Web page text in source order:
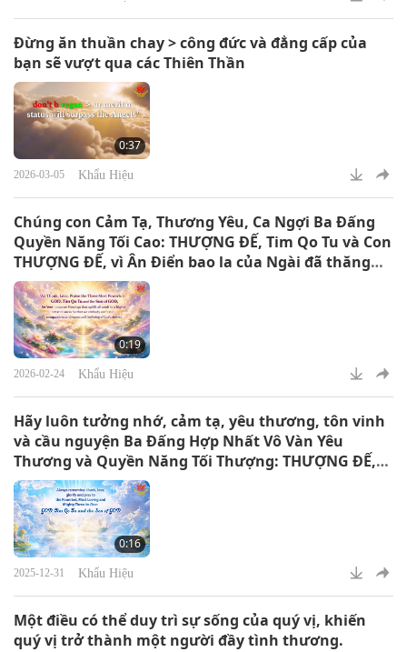
Đừng ăn thuần chay > công đức và đẳng cấp của
bạn sẽ vượt qua các Thiên Thần
0:37
2026-03-05 Khẩu Hiệu
Chúng con Cảm Tạ, Thương Yêu, Ca Ngợi Ba Đấng
Quyền Năng Tối Cao: THƯỢNG ĐẾ, Tim Qo Tu và Con
THƯỢNG ĐẾ, vì Ân Điển bao la của Ngài đã thăng
hoa tất cả linh hồn lên tầng tâm thức cao hơn. Để
chúng con thể hiện Chân Tánh đầy từ bi và đạo đức
của mình, xứng đáng là con cái của Thượng Đế.
0:19
2026-02-24 Khẩu Hiệu
Hãy luôn tưởng nhớ, cảm tạ, yêu thương, tôn vinh
và cầu nguyện Ba Đấng Hợp Nhất Vô Vàn Yêu
Thương và Quyền Năng Tối Thượng: THƯỢNG ĐẾ,
Tim Qo Tu và Con THƯỢNG ĐẾ
0:16
2025-12-31 Khẩu Hiệu
Một điều có thể duy trì sự sống của quý vị, khiến
quý vị trở thành một người đầy tình thương.